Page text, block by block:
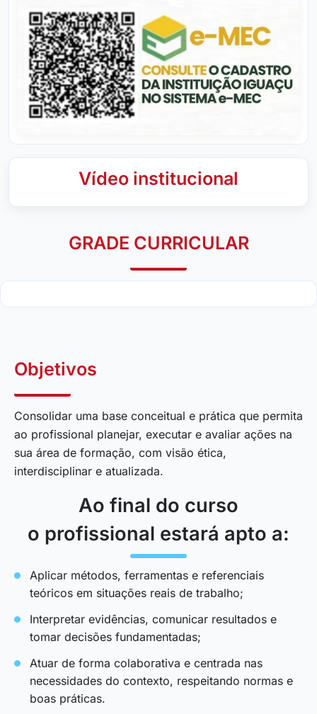
Vídeo institucional
GRADE CURRICULAR
Objetivos
Consolidar uma base conceitual e prática que permita
ao profissional planejar, executar e avaliar ações na
sua área de formação, com visão ética,
interdisciplinar e atualizada.
Ao final do curso
o profissional estará apto a:
Aplicar métodos, ferramentas e referenciais
teóricos em situações reais de trabalho;
Interpretar evidências, comunicar resultados e
tomar decisões fundamentadas;
Atuar de forma colaborativa e centrada nas
necessidades do contexto, respeitando normas e
boas práticas.